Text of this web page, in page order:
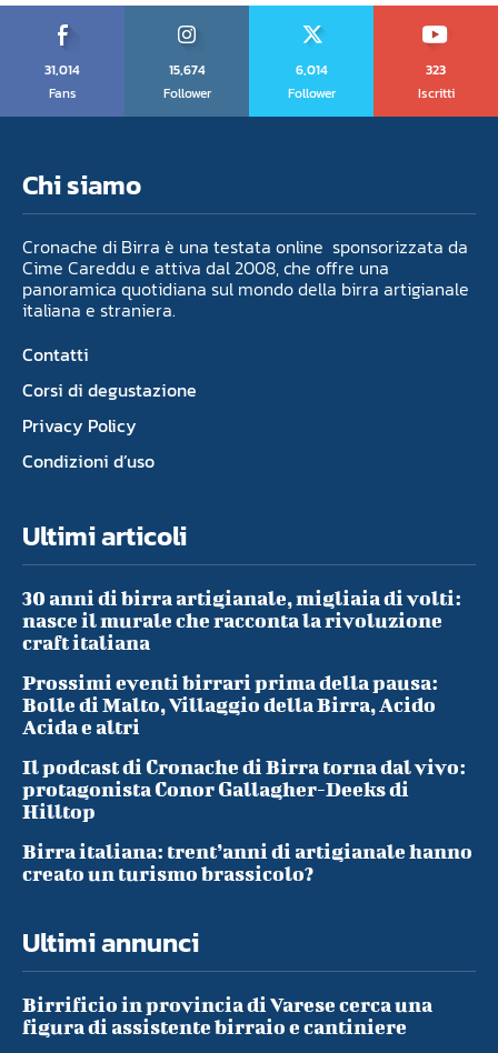
31,014
Fans
15,674
Follower
6,014
Follower
323
Iscritti
Chi siamo
Cronache di Birra è una testata online sponsorizzata da
Cime Careddu e attiva dal 2008, che offre una
panoramica quotidiana sul mondo della birra artigianale
italiana e straniera.
Contatti
Corsi di degustazione
Privacy Policy
Condizioni d’uso
Ultimi articoli
30 anni di birra artigianale, migliaia di volti:
nasce il murale che racconta la rivoluzione
craft italiana
Prossimi eventi birrari prima della pausa:
Bolle di Malto, Villaggio della Birra, Acido
Acida e altri
Il podcast di Cronache di Birra torna dal vivo:
protagonista Conor Gallagher-Deeks di
Hilltop
Birra italiana: trent’anni di artigianale hanno
creato un turismo brassicolo?
Ultimi annunci
Birrificio in provincia di Varese cerca una
figura di assistente birraio e cantiniere